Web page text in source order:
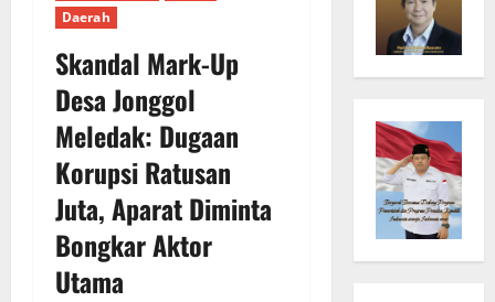
Daerah
Skandal Mark-Up
Desa Jonggol
Meledak: Dugaan
Korupsi Ratusan
Juta, Aparat Diminta
Bongkar Aktor
Utama